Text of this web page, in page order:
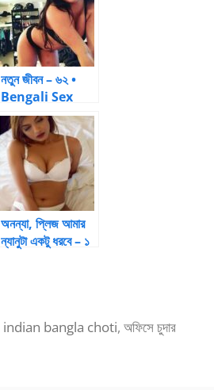
নতুন জীবন – ৬২ •
Bengali Sex
Stories
অনন্যা, প্লিজ আমার
ন্যানুটা একটু ধরবে – ১
indian bangla choti,অফিসে চুদার